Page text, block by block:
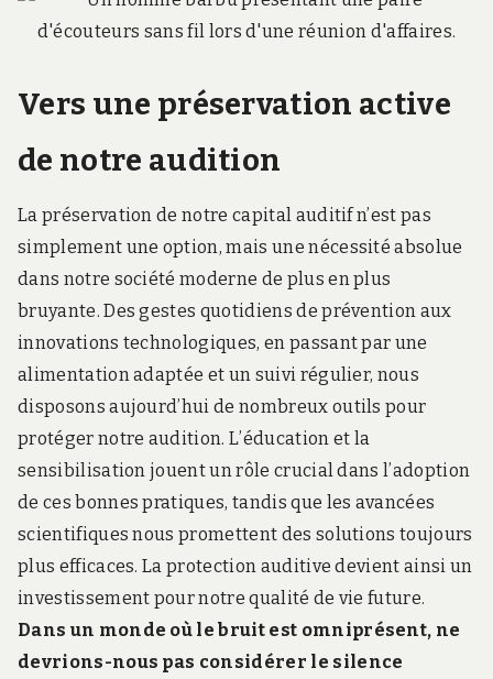
Vers une préservation active
de notre audition
La préservation de notre capital auditif n’est pas
simplement une option, mais une nécessité absolue
dans notre société moderne de plus en plus
bruyante. Des gestes quotidiens de prévention aux
innovations technologiques, en passant par une
alimentation adaptée et un suivi régulier, nous
disposons aujourd’hui de nombreux outils pour
protéger notre audition. L’éducation et la
sensibilisation jouent un rôle crucial dans l’adoption
de ces bonnes pratiques, tandis que les avancées
scientifiques nous promettent des solutions toujours
plus efficaces. La protection auditive devient ainsi un
investissement pour notre qualité de vie future.
Dans un monde où le bruit est omniprésent, ne
devrions-nous pas considérer le silence